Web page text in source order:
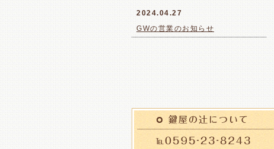
体術も易も免状を頂く。 当時コーヒー
を飲むとガンになると言われていまし
ーはアルカリ食品で砂糖は酸性食品な
のです。 砂糖の摂り過ぎが胃を悪くし
ているのです。 現在、砂糖の摂り過ぎ
釜めしは現在提供していません
夕5時 以後のお客様は電話してね
#珈琲工房 #鍵屋の辻
2024.04.27
GWの営業のお知らせ